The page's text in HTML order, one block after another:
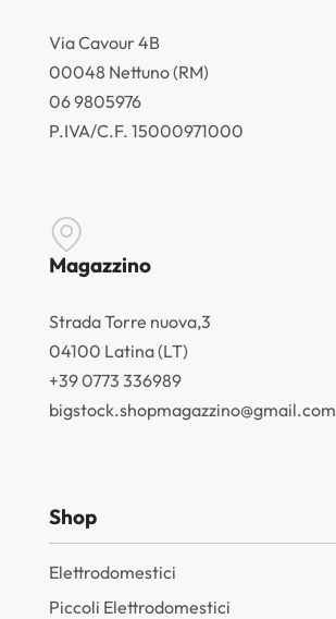
Via Cavour 4B
00048 Nettuno (RM)
06 9805976
P.IVA/C.F. 15000971000
Magazzino
Strada Torre nuova,3
04100 Latina (LT)
+39 0773 336989
bigstock.shopmagazzino@gmail.com
Shop
Elettrodomestici
Piccoli Elettrodomestici